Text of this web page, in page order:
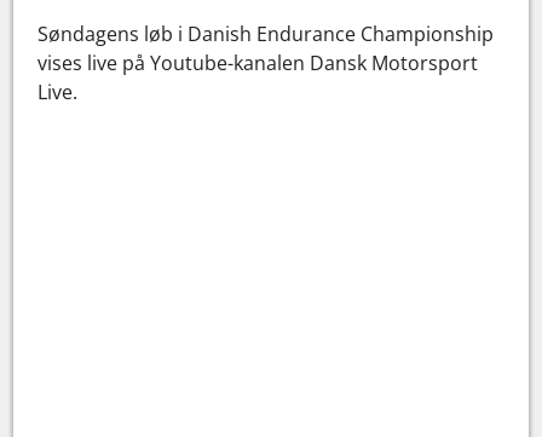
Søndagens løb i Danish Endurance Championship
vises live på Youtube-kanalen Dansk Motorsport
Live.